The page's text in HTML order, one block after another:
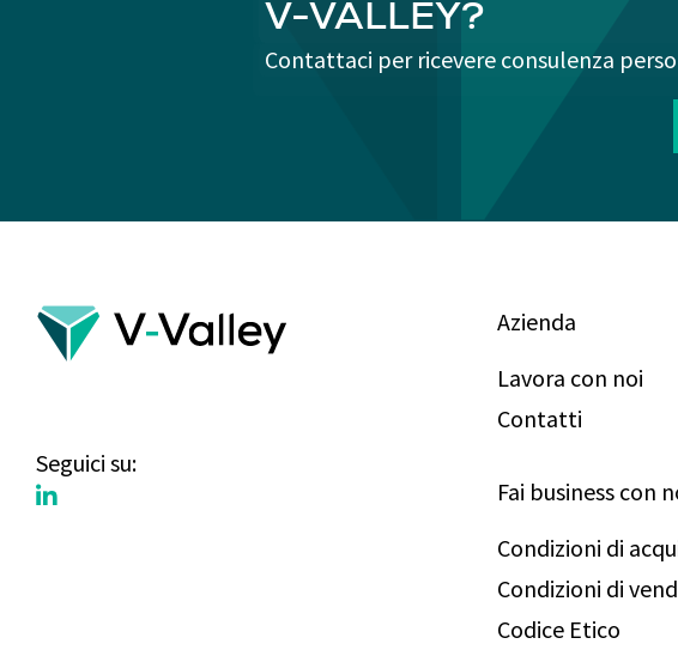
V-VALLEY?
Contattaci per ricevere consulenza
Seguici su:
Azienda
Lavora con noi
Contatti
Fai business con
Condizioni di
Condizioni di
Codice Etico